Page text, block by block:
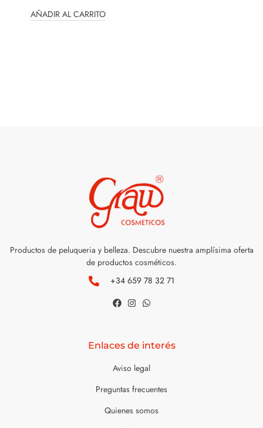
AÑADIR AL CARRITO
Productos de peluqueria y belleza. Descubre nuestra amplísima oferta
de productos cosméticos.
+34 659 78 32 71
Enlaces de interés
Aviso legal
Preguntas frecuentes
Quienes somos